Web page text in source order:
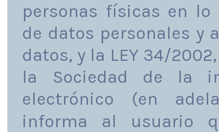
personas físicas en
de datos personales y
datos, y la LEY 34/
la Sociedad de la
electrónico (en
informa al usuario